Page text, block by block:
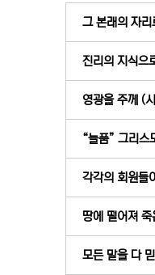
그 본래의 자
진리의 지식
영광을 주께 (
“늘품” 그리
각각의 회원들
땅에 떨어져
모든 말을 다